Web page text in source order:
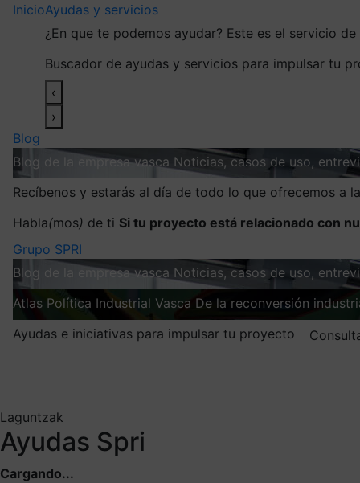
InicioAyudas y servicios
¿En que te podemos ayudar? Este es el servicio
Buscador de ayudas y servicios para impulsar tu
‹
›
Blog
Blog de la empresa vasca Noticias, casos de uso,
Recíbenos y estarás al día de todo lo que ofrecemos a
Habla(mos) de ti Si tu proyecto está relacionado con
Grupo SPRI
Blog de la empresa vasca Noticias, casos de uso,
Atlas Política Industrial Vasca De la reconversión
Ayudas e iniciativas para impulsar tu proyecto
Laguntzak
Ayudas Spri
Cargando...